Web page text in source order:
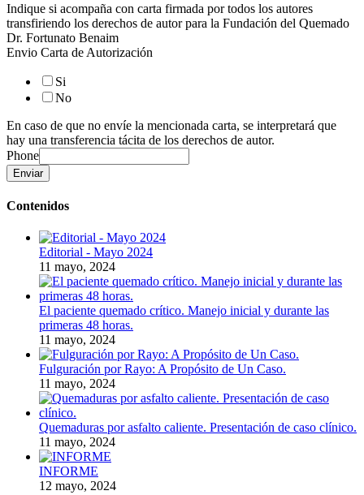
Indique si acompaña con carta firmada por todos los autores
transfiriendo los derechos de autor para la Fundación del Quemado
Dr. Fortunato Benaim
Envio Carta de Autorización
Si
No
En caso de que no envíe la mencionada carta, se interpretará que
hay una transferencia tácita de los derechos de autor.
Phone
Enviar
Contenidos
Editorial - Mayo 2024
11 mayo, 2024
El paciente quemado crítico. Manejo inicial y durante las
primeras 48 horas.
11 mayo, 2024
Fulguración por Rayo: A Propósito de Un Caso.
11 mayo, 2024
Quemaduras por asfalto caliente. Presentación de caso clínico.
11 mayo, 2024
INFORME
12 mayo, 2024